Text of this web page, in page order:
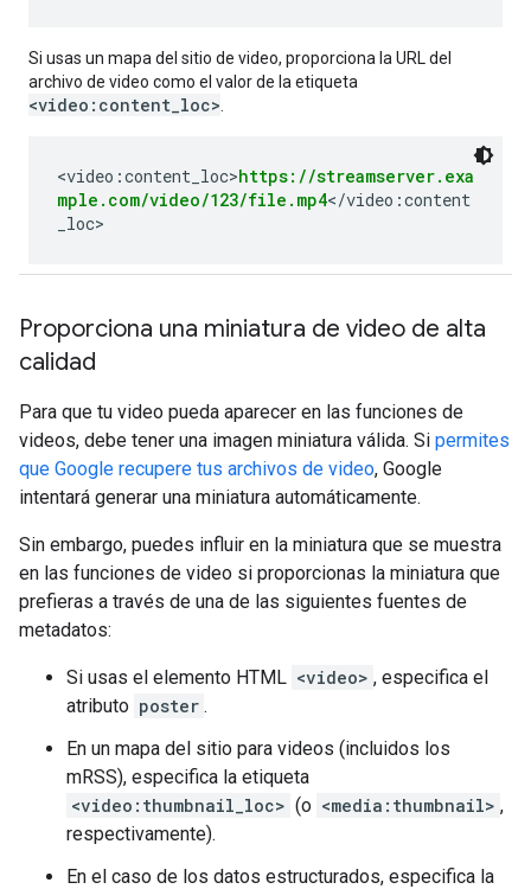
Si usas un mapa del sitio de video, proporciona la URL del
archivo de video como el valor de la etiqueta
<video:content_loc>
<video:content_loc>https://streamserver.exa
mple.com/video/123/file.mp4</video:content
_loc>
Proporciona una miniatura de video de alta
calidad
Para que tu video pueda aparecer en las funciones de
videos, debe tener una imagen miniatura válida. Si permites
que Google recupere tus archivos de video, Google
intentará generar una miniatura automáticamente.
Sin embargo, puedes influir en la miniatura que se muestra
en las funciones de video si proporcionas la miniatura que
prefieras a través de una de las siguientes fuentes de
metadatos:
Si usas el elemento HTML <video> , especifica el
atributo poster .
En un mapa del sitio para videos (incluidos los
mRSS), especifica la etiqueta
<video:thumbnail_loc> (o <media:thumbnail> ,
respectivamente).
En el caso de los datos estructurados, especifica la